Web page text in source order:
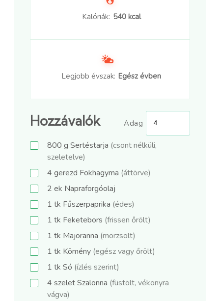
Kalóriák: 540 kcal
Legjobb évszak: Egész évben
Hozzávalók Adag
800 g Sertéstarja (csont nélküli,
szeletelve)
4 gerezd Fokhagyma (áttörve)
2 ek Napraforgóolaj
1 tk Fűszerpaprika (édes)
1 tk Feketebors (frissen őrölt)
1 tk Majoranna (morzsolt)
1 tk Kömény (egész vagy őrölt)
1 tk Só (ízlés szerint)
4 szeletSzalonna (füstölt, vékonyra
vágva)